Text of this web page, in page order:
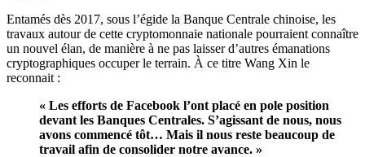
Entamés dès 2017, sous l’égide la Banque Centrale chinoise, les
travaux autour de cette cryptomonnaie nationale pourraient connaître
un nouvel élan, de manière à ne pas laisser d’autres émanations
cryptographiques occuper le terrain. À ce titre Wang Xin le
reconnait :
« Les efforts de Facebook l’ont placé en pole position
devant les Banques Centrales. S’agissant de nous, nous
avons commencé tôt… Mais il nous reste beaucoup de
travail afin de consolider notre avance. »